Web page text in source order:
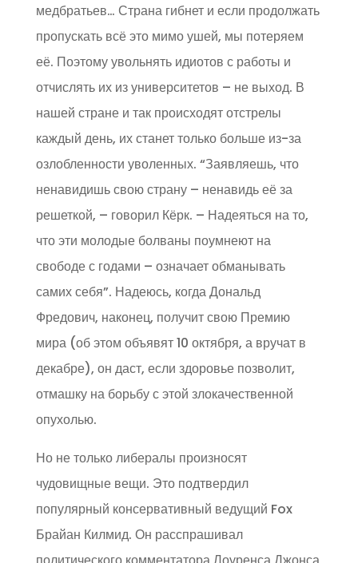
медбратьев… Страна гибнет и если продолжать
пропускать всё это мимо ушей, мы потеряем
её. Поэтому увольнять идиотов с работы и
отчислять их из университетов – не выход. В
нашей стране и так происходят отстрелы
каждый день, их станет только больше из-за
озлобленности уволенных. “Заявляешь, что
ненавидишь свою страну – ненавидь её за
решеткой, – говорил Кёрк. – Надеяться на то,
что эти молодые болваны поумнеют на
свободе с годами – означает обманывать
самих себя”. Надеюсь, когда Дональд
Фредович, наконец, получит свою Премию
мира (об этом объявят 10 октября, а вручат в
декабре), он даст, если здоровье позволит,
отмашку на борьбу с этой злокачественной
опухолью.
Но не только либералы произносят
чудовищные вещи. Это подтвердил
популярный консервативный ведущий Fox
Брайан Килмид. Он расспрашивал